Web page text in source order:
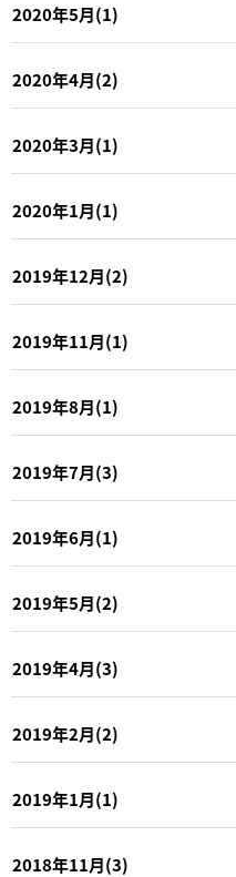
2020年5月(1)
2020年4月(2)
2020年3月(1)
2020年1月(1)
2019年12月(2)
2019年11月(1)
2019年8月(1)
2019年7月(3)
2019年6月(1)
2019年5月(2)
2019年4月(3)
2019年2月(2)
2019年1月(1)
2018年11月(3)